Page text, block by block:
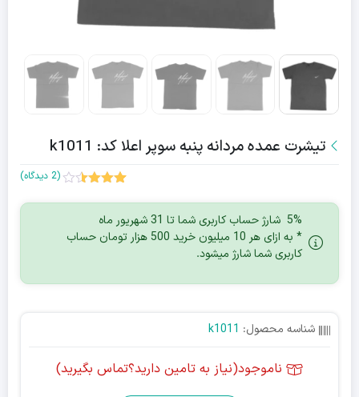
تیشرت عمده مردانه پنبه سوپر اعلا کد: k1011
3.50از
5 امتیاز
مشتری
(
2 دیدگاه)
5% شارژ حساب کاربری شما تا 31 شهریور ماه
* به ازای هر 10 میلیون خرید 500 هزار تومان حساب
کاربری شما شارژ میشود.
شناسه محصول: k1011
ناموجود(نیاز به تامین دارید؟تماس بگیرید)